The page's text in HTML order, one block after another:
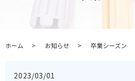
ホーム お知らせ 卒業シーズン
2023/03/01